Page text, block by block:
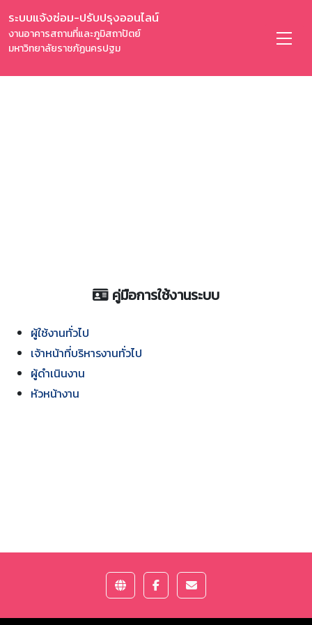
ระบบแจ้งซ่อม-ปรับปรุงออนไลน์
งานอาคารสถานที่และภูมิสถาปัตย์
มหาวิทยาลัยราชภัฏนครปฐม
คู่มือการใช้งานระบบ
ผู้ใช้งานทั่วไป
เจ้าหน้าที่บริหารงานทั่วไป
ผู้ดำเนินงาน
หัวหน้างาน